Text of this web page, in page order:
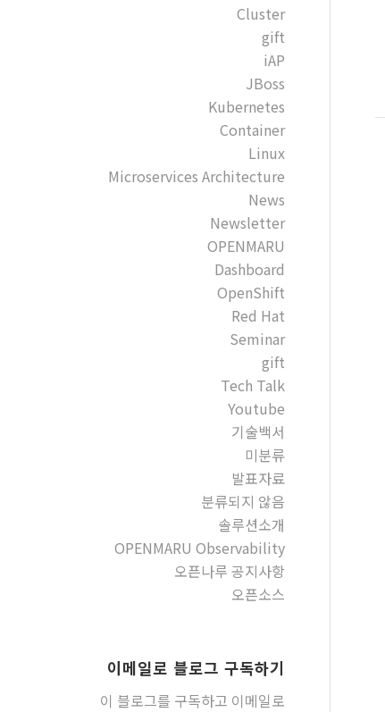
Cluster
gift
iAP
JBoss
Kubernetes
Container
Linux
Microservices Architecture
News
Newsletter
OPENMARU
Dashboard
OpenShift
Red Hat
Seminar
gift
Tech Talk
Youtube
기술백서
미분류
발표자료
분류되지 않음
솔루션소개
OPENMARU Observability
오픈나루 공지사항
오픈소스
이메일로 블로그 구독하기
이 블로그를 구독하고 이메일로